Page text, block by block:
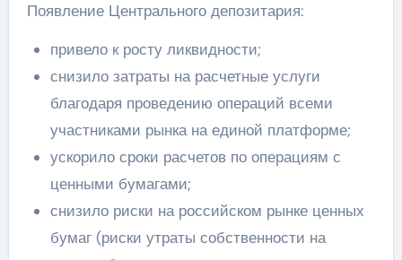
Появление Центрального депозитария:
привело к росту ликвидности;
снизило затраты на расчетные услуги
благодаря проведению операций всеми
участниками рынка на единой платформе;
ускорило сроки расчетов по операциям с
ценными бумагами;
снизило риски на российском рынке ценных
бумаг (риски утраты собственности на